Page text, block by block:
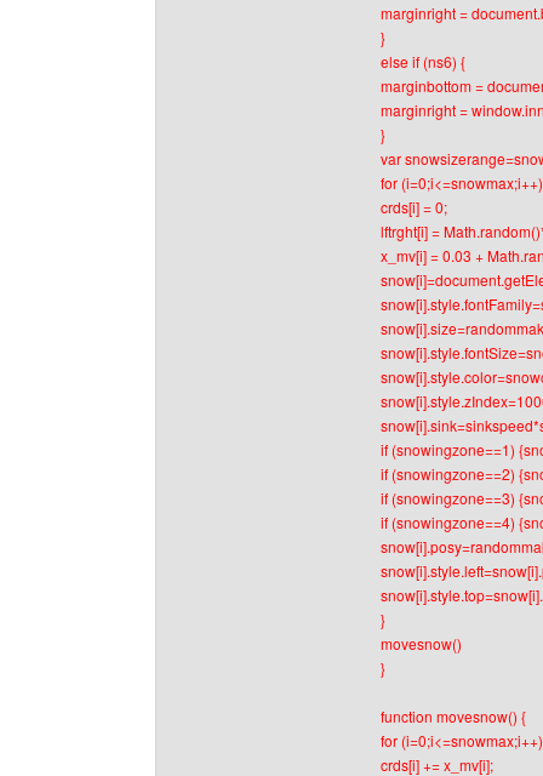
marginright =
}
else if (ns6) {
marginbottom =
marginright =
}
var
for
crds[i] = 0;
lftrght[i] =
x_mv[i] = 0.03 +
if (snowingzone==1)
if (snowingzone==2)
if (snowingzone==3)
if (snowingzone==4)
}
movesnow()
}
function movesnow() {
for
crds[i] += x_mv[i];